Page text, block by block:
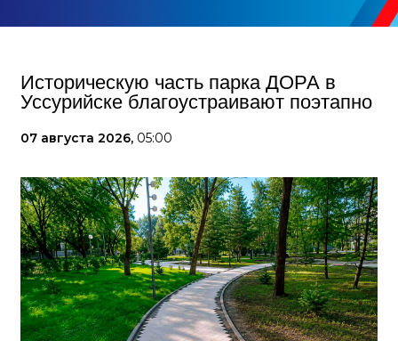
Историческую часть парка ДОРА в
Уссурийске благоустраивают поэтапно
07 августа 2026, 05:00